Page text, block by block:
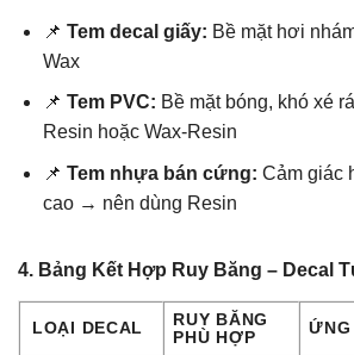
📌 Tem decal giấy: Bề mặt hơi
Wax
📌 Tem PVC: Bề mặt bóng, khó xé
Resin hoặc Wax-Resin
📌 Tem nhựa bán cứng: Cảm giác
cao → nên dùng Resin
4. Bảng Kết Hợp Ruy Băng – Decal
LOẠI DECAL
RUY BĂNG
PHÙ HỢP
ỨNG